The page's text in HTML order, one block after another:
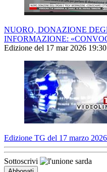
NUORO, DONAZIONE
INFORMAZIONE:
Edizione del 17 mar 2026 19:30
Edizione TG del 17 marzo
Sottoscrivi